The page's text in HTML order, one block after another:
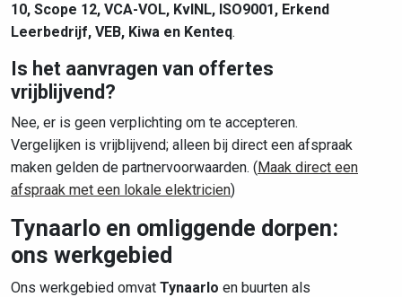
10, Scope 12, VCA-VOL, KvINL, ISO9001, Erkend
Leerbedrijf, VEB, Kiwa en Kenteq.
Is het aanvragen van offertes
vrijblijvend?
Nee, er is geen verplichting om te accepteren.
Vergelijken is vrijblijvend; alleen bij direct een afspraak
maken gelden de partnervoorwaarden. (Maak direct een
afspraak met een lokale elektricien)
Tynaarlo en omliggende dorpen:
ons werkgebied
Ons werkgebied omvat Tynaarlo en buurten als